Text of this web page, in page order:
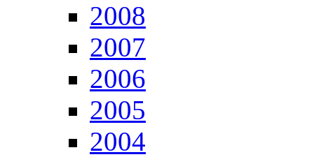
2008
2007
2006
2005
2004